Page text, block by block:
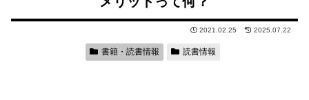
2021.02.25 2025.07.22
書籍・読書情報 読書情報